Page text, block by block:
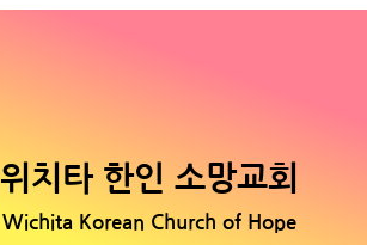
위치타 한인 소망교회
Wichita Korean Church of Hope